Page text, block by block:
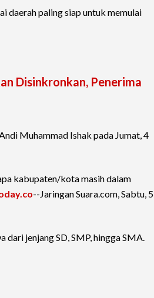
daerah paling siap untuk memulai
Disinkronkan, Penerima
Muhammad Ishak pada Jumat, 4
kabupaten/kota masih dalam
--Jaringan Suara.com, Sabtu, 5
dari jenjang SD, SMP, hingga SMA.